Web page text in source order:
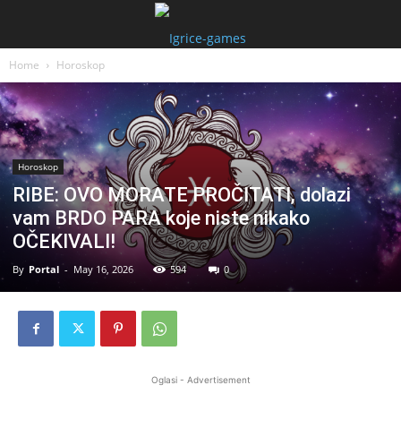
Home Horoskop
Horoskop
RIBE: OVO MORATE PROČITATI, dolazi
vam BRDO PARA koje niste nikako
OČEKIVALI!
By Portal - May 16, 2026 594 0
Oglasi - Advertisement